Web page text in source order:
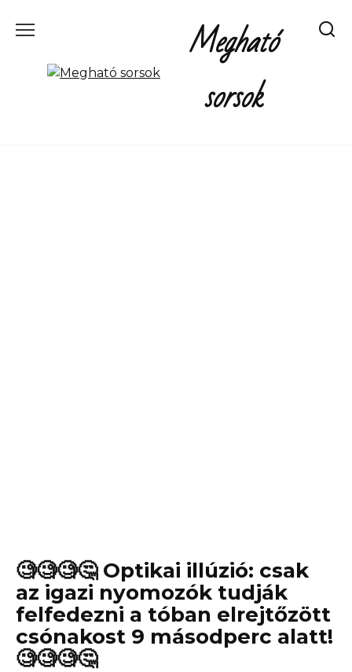
Megható
sorsok
🧐🧐🧐🤔 Optikai illúzió: csak
az igazi nyomozók tudják
felfedezni a tóban elrejtőzött
csónakost 9 másodperc alatt!
🧐🧐🧐🤔